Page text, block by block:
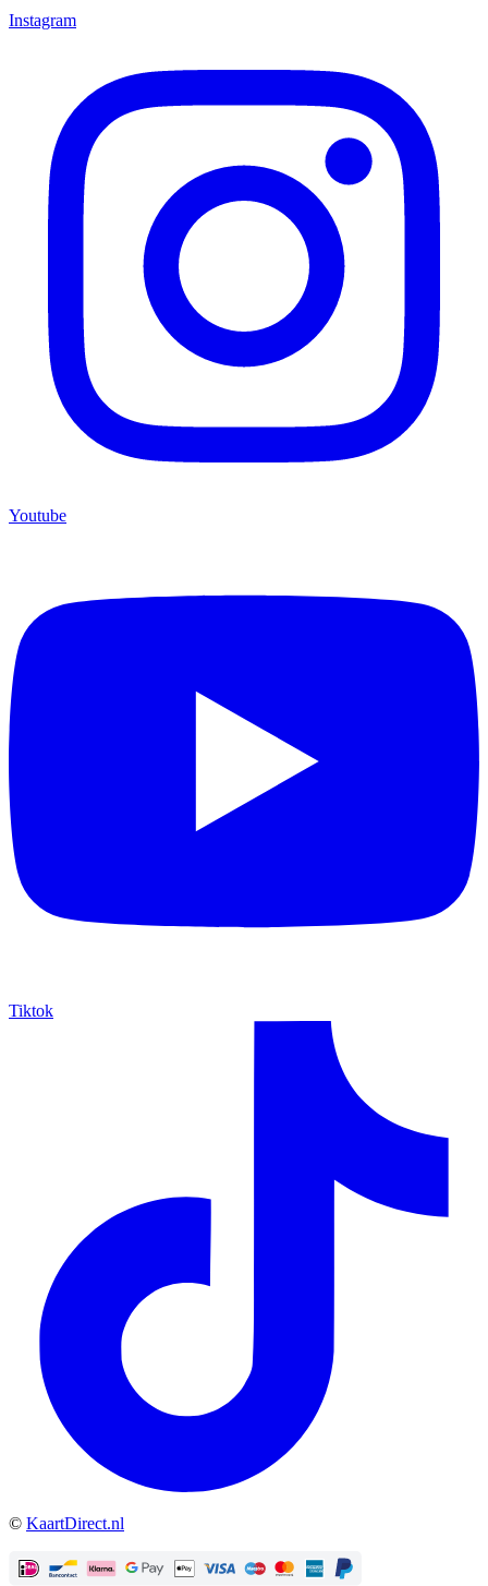
Instagram
Youtube
Tiktok
© KaartDirect.nl